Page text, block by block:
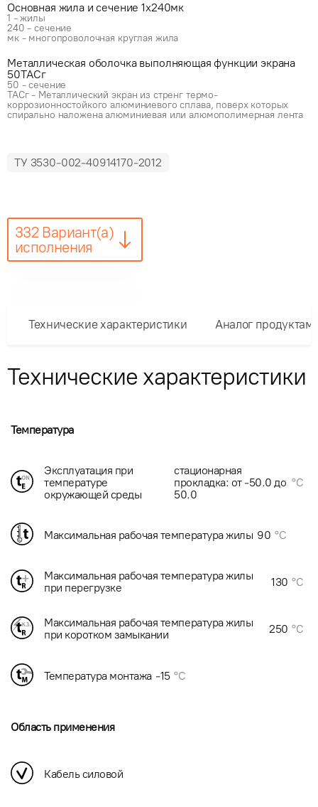
Основная жила и сечение 1x240мк
1 - жилы
240 - сечение
мк - многопроволочная круглая жила
Металлическая оболочка выполняющая функции экрана
50ТАСг
50 - сечение
ТАСг - Металлический экран из стренг термо-
коррозионностойкого алюминиевого сплава, поверх которых
спирально наложена алюминиевая или алюмополимерная лента
ТУ 3530-002-40914170-2012
332 Вариант(а)
исполнения
Технические характеристики Аналог
Технические характеристики
Температура
Эксплуатация при
температуре
окружающей среды
стационарная
прокладка: от -50.0 до
50.0
°C
Максимальная рабочая температура жилы 90 °C
Максимальная рабочая температура жилы
при перегрузке
130 °C
Максимальная рабочая температура жилы
при коротком замыкании
250 °C
Температура монтажа -15 °C
Область применения
Кабель силовой